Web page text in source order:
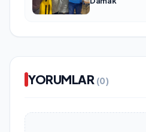
YORUMLAR (0)